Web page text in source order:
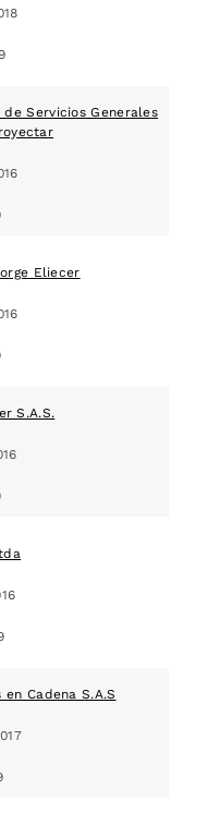
Servicios Generales
Eliecer
S.A.S.
Cadena S.A.S